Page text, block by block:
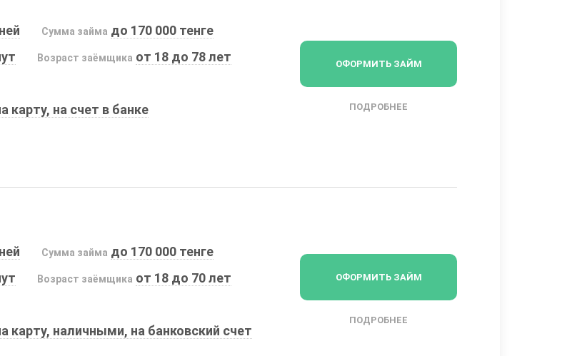
Сумма займа до 170 000 тенге
Возраст заёмщика от 18 до 78 лет
карту, на счет в банке
ОФОРМИТЬ ЗАЙМ
ПОДРОБНЕЕ
Сумма займа до 170 000 тенге
Возраст заёмщика от 18 до 70 лет
карту, наличными, на банковский счет
ОФОРМИТЬ ЗАЙМ
ПОДРОБНЕЕ